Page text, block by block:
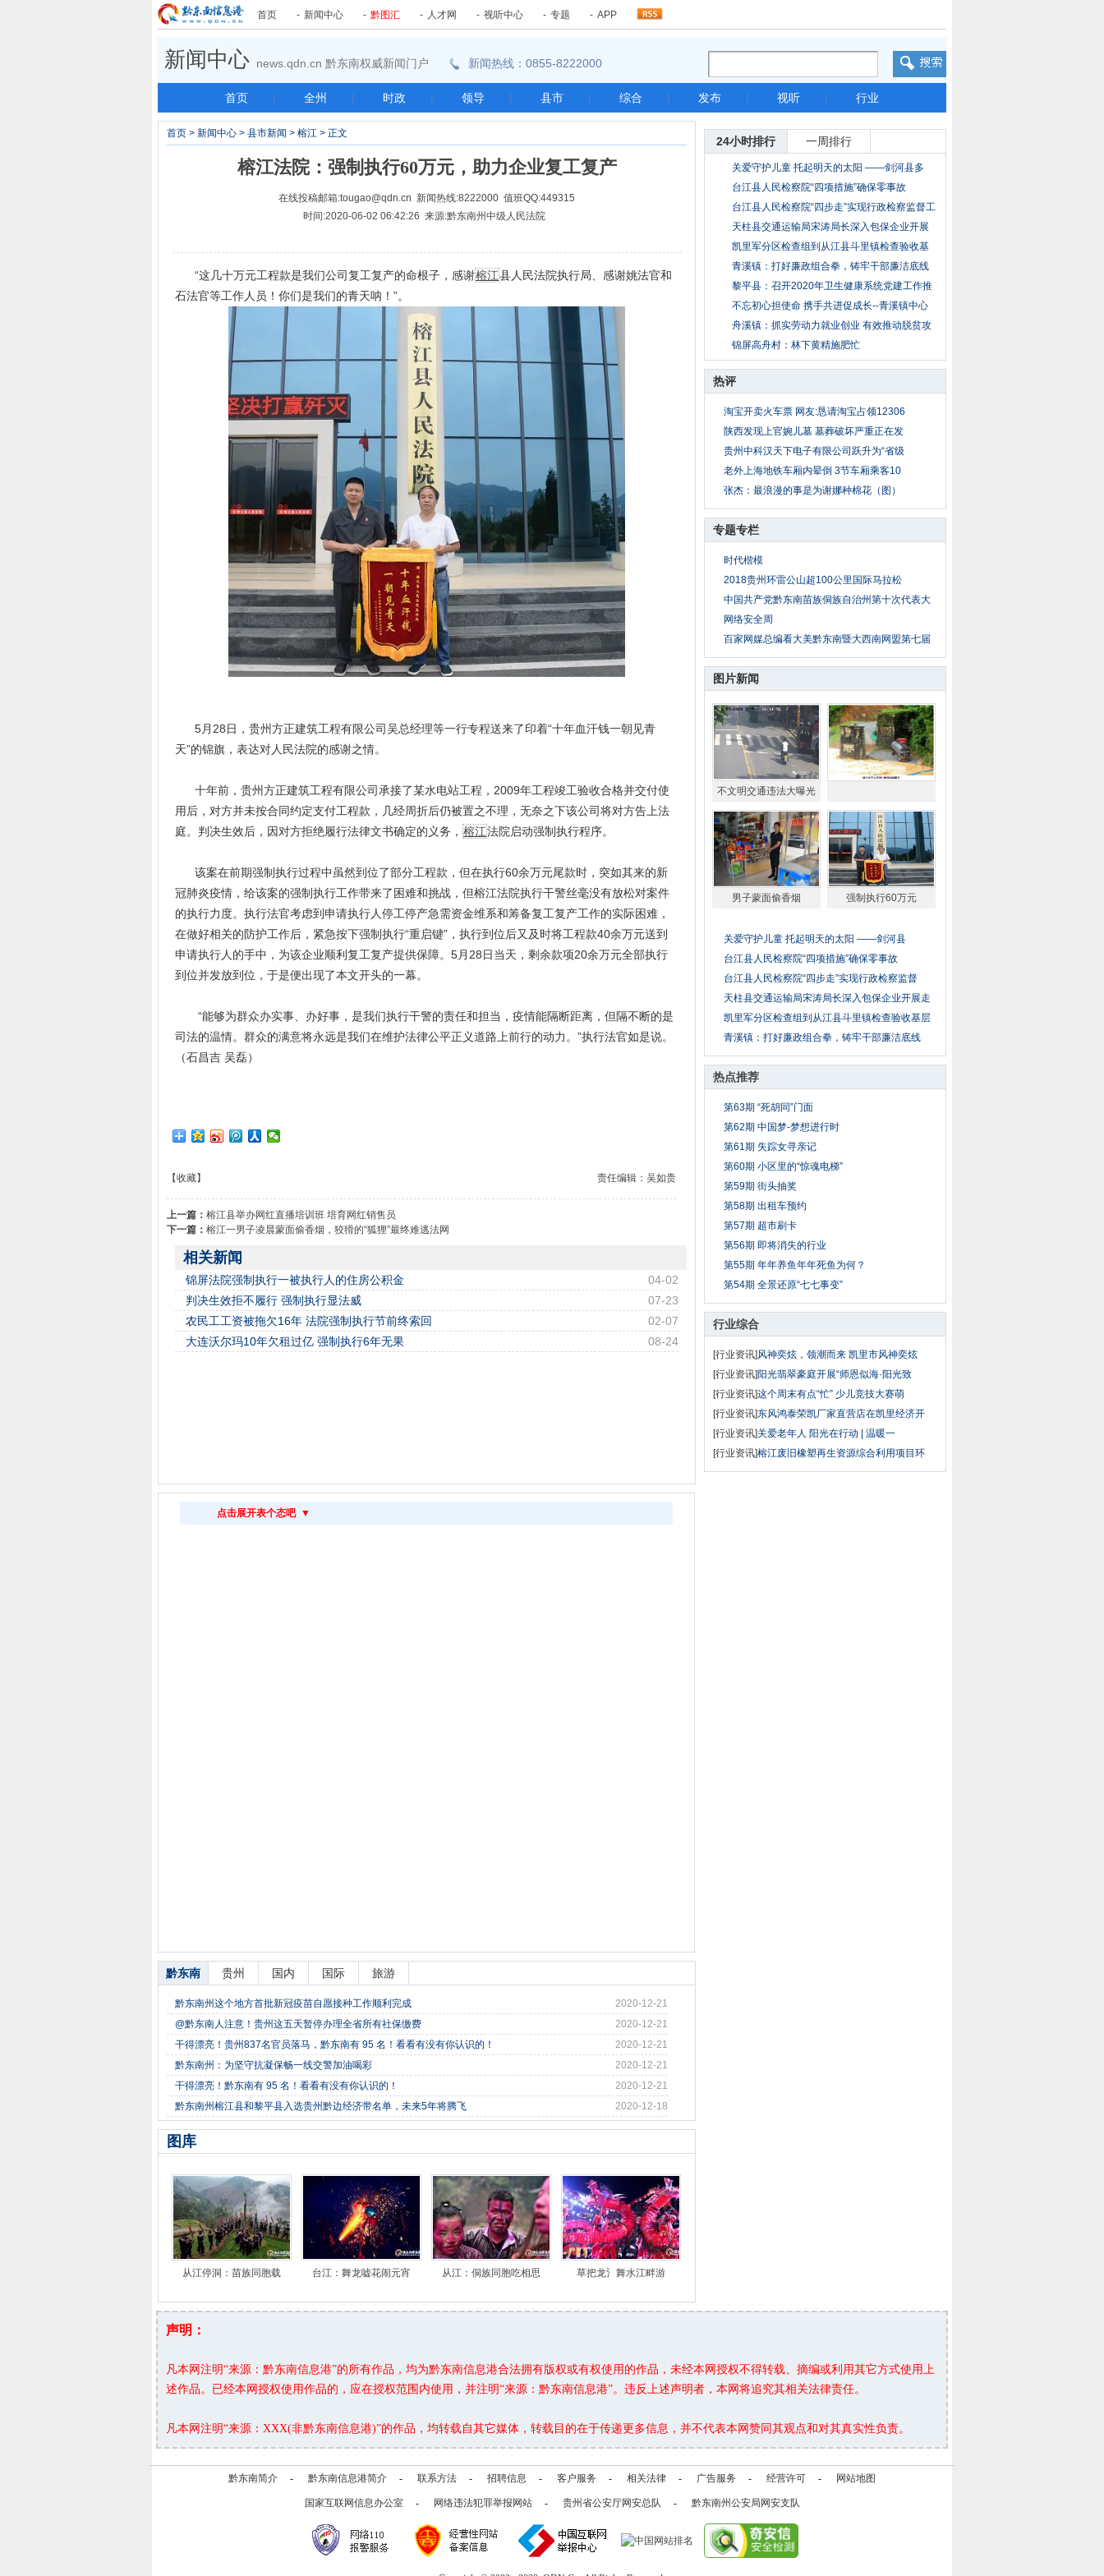
首页 - 新闻中心 - 黔图汇 - 人才网 - 视听中心 - 专题 - APP
新闻中心 news.qdn.cn 黔东南权威新闻门户 新闻热线：0855-8222000
首页 | 全州 | 时政 | 领导 | 县市 | 综合 | 发布 | 视听 | 行业
24小时排行 一周排行
关爱守护儿童 托起明天的太阳 ——剑河县多
台江县人民检察院“四项措施”确保零事故
台江县人民检察院“四步走”实现行政检察监督工
天柱县交通运输局宋涛局长深入包保企业开展
走访
凯里军分区检查组到从江县斗里镇检查验收基
层武
青溪镇：打好廉政组合拳，铸牢干部廉洁底线
黎平县：召开2020年卫生健康系统党建工作推
进会
不忘初心担使命 携手共进促成长--青溪镇中心
舟溪镇：抓实劳动力就业创业 有效推动脱贫攻
锦屏高舟村：林下黄精施肥忙
热评
淘宝开卖火车票 网友:恳请淘宝占领12306
陕西发现上官婉儿墓 墓葬破坏严重正在发
贵州中科汉天下电子有限公司跃升为“省级
老外上海地铁车厢内晕倒 3节车厢乘客10
张杰：最浪漫的事是为谢娜种棉花（图）
专题专栏
时代楷模
2018贵州环雷公山超100公里国际马拉松
中国共产党黔东南苗族侗族自治州第十次代表大
网络安全周
百家网媒总编看大美黔东南暨大西南网盟第七届
图片新闻
不文明交通违法大曝光
男子蒙面偷香烟 强制执行60万元
关爱守护儿童 托起明天的太阳 ——剑河县
台江县人民检察院“四项措施”确保零事故
台江县人民检察院“四步走”实现行政检察监督
天柱县交通运输局宋涛局长深入包保企业开展走
凯里军分区检查组到从江县斗里镇检查验收基层
青溪镇：打好廉政组合拳，铸牢干部廉洁底线
热点推荐
第63期 “死胡同”门面
第62期 中国梦-梦想进行时
第61期 失踪女寻亲记
第60期 小区里的“惊魂电梯”
第59期 街头抽奖
第58期 出租车预约
第57期 超市刷卡
第56期 即将消失的行业
第55期 年年养鱼年年死鱼为何？
第54期 全景还原“七七事变”
行业综合
[行业资讯]风神奕炫，领潮而来 凯里市风神奕炫
[行业资讯]阳光翡翠豪庭开展“师恩似海·阳光致
[行业资讯]这个周末有点“忙” 少儿竞技大赛萌
[行业资讯]东风鸿泰荣凯厂家直营店在凯里经济开
[行业资讯]关爱老年人 阳光在行动 | 温暖一
[行业资讯]榕江废旧橡塑再生资源综合利用项目环
首页 > 新闻中心 > 县市新闻 > 榕江 > 正文
榕江法院：强制执行60万元，助力企业复工复产
在线投稿邮箱:tougao@qdn.cn 新闻热线:8222000 值班QQ:449315
时间:2020-06-02 06:42:26 来源:黔东南州中级人民法院
“这几十万元工程款是我们公司复工复产的命根子，感谢榕江县人民法院执行局、感谢姚法官和
石法官等工作人员！你们是我们的青天呐！”。
5月28日，贵州方正建筑工程有限公司吴总经理等一行专程送来了印着“十年血汗钱一朝见青
天”的锦旗，表达对人民法院的感谢之情。
十年前，贵州方正建筑工程有限公司承接了某水电站工程，2009年工程竣工验收合格并交付使
用后，对方并未按合同约定支付工程款，几经周折后仍被置之不理，无奈之下该公司将对方告上法
庭。判决生效后，因对方拒绝履行法律文书确定的义务， 榕江法院启动强制执行程序。
该案在前期强制执行过程中虽然到位了部分工程款，但在执行60余万元尾款时，突如其来的新
冠肺炎疫情，给该案的强制执行工作带来了困难和挑战，但榕江法院执行干警丝毫没有放松对案件
的执行力度。执行法官考虑到申请执行人停工停产急需资金维系和筹备复工复产工作的实际困难，
在做好相关的防护工作后，紧急按下强制执行“重启键”，执行到位后又及时将工程款40余万元送到
申请执行人的手中，为该企业顺利复工复产提供保障。5月28日当天，剩余款项20余万元全部执行
到位并发放到位，于是便出现了本文开头的一幕。
“能够为群众办实事、办好事，是我们执行干警的责任和担当，疫情能隔断距离，但隔不断的是
司法的温情。群众的满意将永远是我们在维护法律公平正义道路上前行的动力。”执行法官如是说。
（石昌吉 吴磊）
责任编辑：吴如贵
【收藏】
上一篇： 榕江县举办网红直播培训班 培育网红销售员
下一篇： 榕江一男子凌晨蒙面偷香烟，狡猾的“狐狸”最终难逃法网
相关新闻
04-02
锦屏法院强制执行一被执行人的住房公积金
07-23
判决生效拒不履行 强制执行显法威
02-07
农民工工资被拖欠16年 法院强制执行节前终索回
08-24
大连沃尔玛10年欠租过亿 强制执行6年无果
点击展开表个态吧 ▼
黔东南 贵州 国内 国际 旅游
2020-12-21
黔东南州这个地方首批新冠疫苗自愿接种工作顺利完成
2020-12-21
@黔东南人注意！贵州这五天暂停办理全省所有社保缴费
2020-12-21
干得漂亮！贵州837名官员落马，黔东南有 95 名！看看有没有你认识的！
2020-12-21
黔东南州：为坚守抗凝保畅一线交警加油喝彩
2020-12-21
干得漂亮！黔东南有 95 名！看看有没有你认识的！
2020-12-18
黔东南州榕江县和黎平县入选贵州黔边经济带名单，未来5年将腾飞
图库
从江停洞：苗族同胞载 台江：舞龙嘘花闹元宵 从江：侗族同胞吃相思 草把龙氵舞水江畔游
声明：
凡本网注明“来源：黔东南信息港”的所有作品，均为黔东南信息港合法拥有版权或有权使用的作品，未经本网授权不得转载、摘编或利用其它方式使用上
述作品。已经本网授权使用作品的，应在授权范围内使用，并注明“来源：黔东南信息港”。违反上述声明者，本网将追究其相关法律责任。
凡本网注明“来源：XXX(非黔东南信息港)”的作品，均转载自其它媒体，转载目的在于传递更多信息，并不代表本网赞同其观点和对其真实性负责。
黔东南简介 - 黔东南信息港简介 - 联系方法 - 招聘信息 - 客户服务 - 相关法律 - 广告服务 - 经营许可 - 网站地图
国家互联网信息办公室 - 网络违法犯罪举报网站 - 贵州省公安厅网安总队 - 黔东南州公安局网安支队